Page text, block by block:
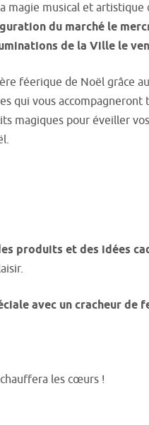
magie musical et artistique
du marché le
de la Ville le
féerique de Noël grâce
qui vous
magiques pour éveiller
produits et des idées
avec un cracheur de
les cœurs !